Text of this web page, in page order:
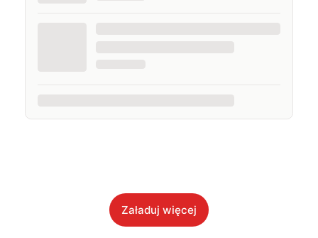
Załaduj więcej